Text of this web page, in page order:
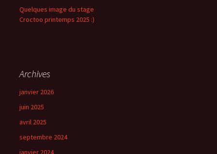
Quelques image du stage
Croctoo printemps 2025 :)
Archives
janvier 2026
juin 2025
avril 2025
septembre 2024
janvier 2024